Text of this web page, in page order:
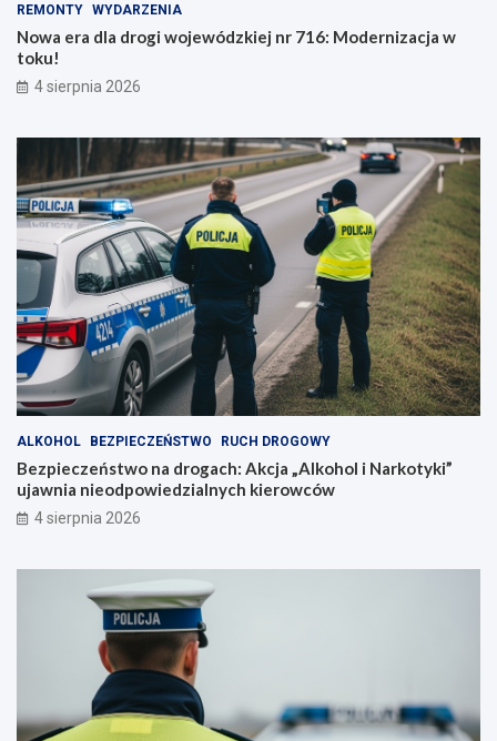
REMONTY WYDARZENIA
Nowa era dla drogi wojewódzkiej nr 716: Modernizacja w
toku!
4 sierpnia 2026
ALKOHOL BEZPIECZEŃSTWO RUCH DROGOWY
Bezpieczeństwo na drogach: Akcja „Alkohol i Narkotyki”
ujawnia nieodpowiedzialnych kierowców
4 sierpnia 2026